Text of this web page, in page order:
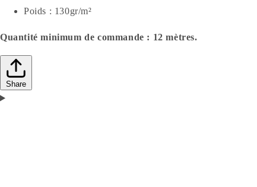
Poids : 130gr/m²
Quantité minimum de commande : 12 mètres.
Share